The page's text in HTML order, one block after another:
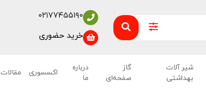
۰۲۱۷۷۴۵۵۱۹۰
خرید حضوری
شیر آلات
بهداشتی
گاز
صفحه‌ای
درباره
ما
اکسسوری مقالات